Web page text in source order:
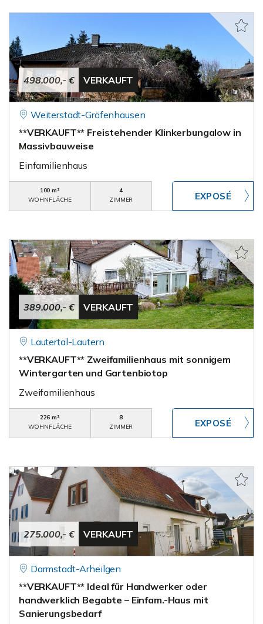
498.000,- € VERKAUFT
Weiterstadt-Gräfenhausen
**VERKAUFT** Freistehender Klinkerbungalow in
Massivbauweise
Einfamilienhaus
100 m²
WOHNFLÄCHE
4
ZIMMER
389.000,- € VERKAUFT
Lautertal-Lautern
**VERKAUFT** Zweifamilienhaus mit sonnigem
Wintergarten und Gartenbiotop
Zweifamilienhaus
226 m²
WOHNFLÄCHE
8
ZIMMER
275.000,- € VERKAUFT
Darmstadt-Arheilgen
**VERKAUFT** Ideal für Handwerker oder
handwerklich Begabte – Einfam.-Haus mit
Sanierungsbedarf